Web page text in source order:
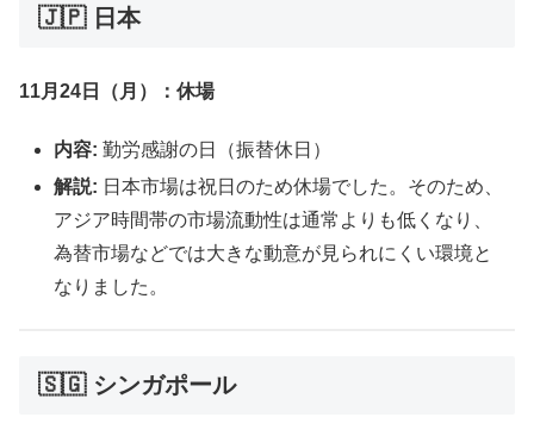
🇯🇵 日本
11月24日（月）：休場
内容: 勤労感謝の日（振替休日）
解説: 日本市場は祝日のため休場でした。そのため、
アジア時間帯の市場流動性は通常よりも低くなり、
為替市場などでは大きな動意が見られにくい環境と
なりました。
🇸🇬 シンガポール